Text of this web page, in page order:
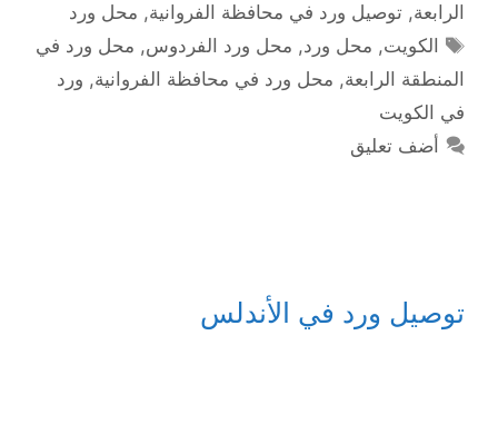
الرابعة, توصيل ورد في محافظة الفروانية, محل ورد
الوسوم
الكويت, محل ورد, محل ورد الفردوس, محل ورد في
المنطقة الرابعة, محل ورد في محافظة الفروانية, ورد
في الكويت
أضف تعليق
توصيل ورد في الأندلس